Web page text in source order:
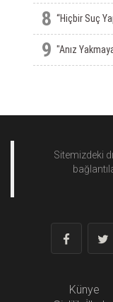
8 “Hiçbir Suç
9 "Anız
Sitemizdeki
Künye